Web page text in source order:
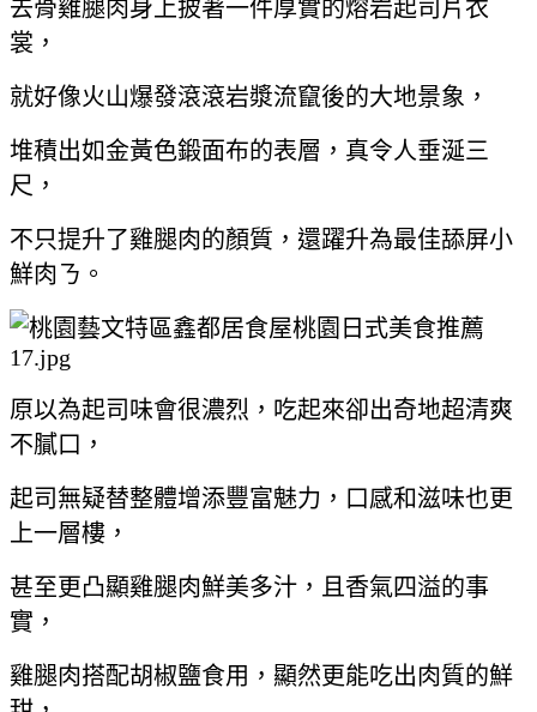
去骨雞腿肉身上披著一件厚實的熔岩起司片衣
裳，
就好像火山爆發滾滾岩漿流竄後的大地景象，
堆積出如金黃色鍛面布的表層，真令人垂涎三
尺，
不只提升了雞腿肉的顏質，還躍升為最佳舔屏小
鮮肉ㄋ。
原以為起司味會很濃烈，吃起來卻出奇地超清爽
不膩口，
起司無疑替整體增添豐富魅力，口感和滋味也更
上一層樓，
甚至更凸顯雞腿肉鮮美多汁，且香氣四溢的事
實，
雞腿肉搭配胡椒鹽食用，顯然更能吃出肉質的鮮